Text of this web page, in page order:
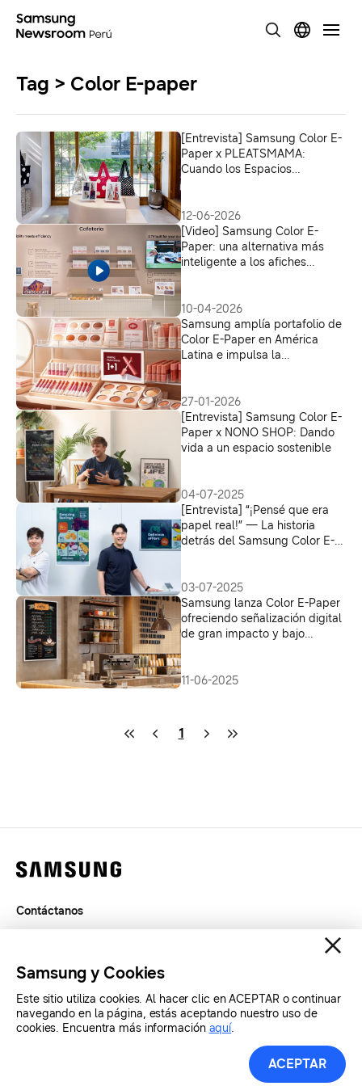
Tag > Color E-paper
[Entrevista] Samsung Color E-
Paper x PLEATSMAMA:
Cuando los Espacios
12-06-2026
[Video] Samsung Color E-
Paper: una alternativa más
inteligente a los afiches
10-04-2026
Samsung amplía portafolio de
Color E-Paper en América
Latina e impulsa la
27-01-2026
[Entrevista] Samsung Color E-
Paper x NONO SHOP: Dando
vida a un espacio sostenible
04-07-2025
[Entrevista] “¡Pensé que era
papel real!” — La historia
detrás del Samsung Color E-
muestra 2.5 millones de
colores sin consumo continuo
de energía
03-07-2025
Samsung lanza Color E-Paper
ofreciendo señalización digital
de gran impacto y bajo
11-06-2025
1
Recursos de Prensa
Contáctanos
SAMSUNG.COM
Copyright© SAMSUNG Todos los derechos reservados.
Samsung y Cookies
Este sitio utiliza cookies. Al hacer clic en ACEPTAR o continuar
navegando en la página, estás aceptando nuestro uso de
cookies. Encuentra más información aquí.
ACEPTAR